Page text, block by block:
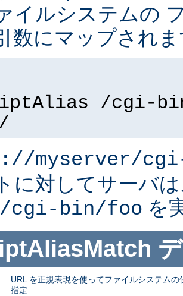
イルシステムの
数にマップされ
/cgi-
myserver/
に対してサーバ
cgi-bin/foo を
URL を正規表現を使ってファイルシステム
指定